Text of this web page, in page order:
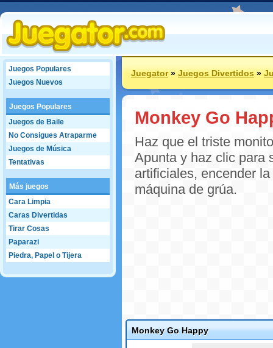
Juegos Populares
Juegos Nuevos
Juegos Populares
Juegos de Baile
No Consigues Atraparme
Juegos de Música
Tentativas
Más juegos
Cara Limpia
Caras Divertidas
Tirar Cosas
Paparazi
Piedra, Papel o Tijera
Juegator»Juegos Divertidos»
Monkey Go
Haz que el triste
Apunta y haz clic para
artificiales, encender
máquina de grúa.
Monkey Go Happy